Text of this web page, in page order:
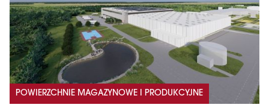
POWIERZCHNIE MAGAZYNOWE I PRODUKCYJNE